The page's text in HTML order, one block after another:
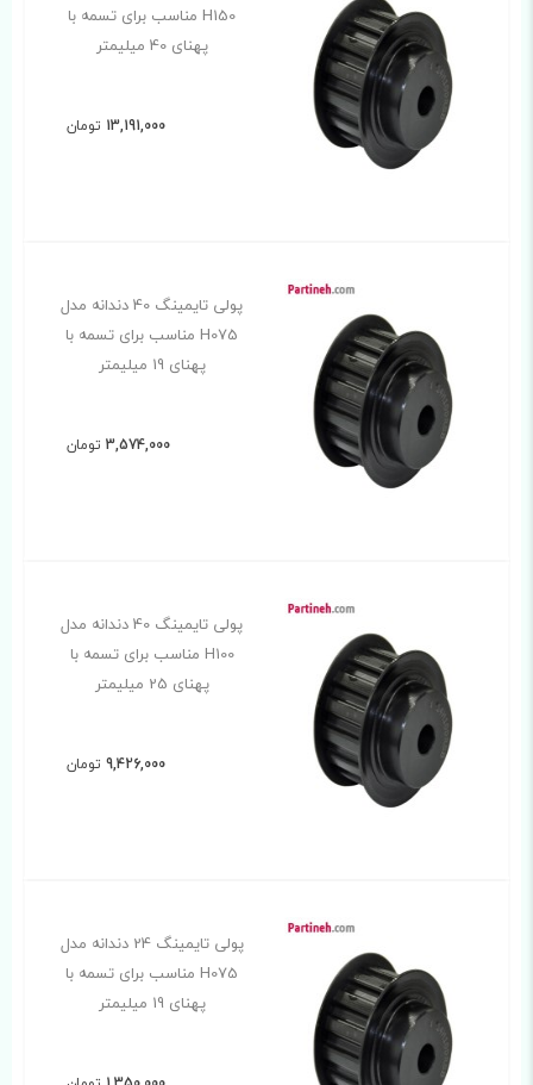
H150 مناسب برای تسمه با
پهنای 40 میلیمتر
13,191,000 تومان
پولی تایمینگ 40 دندانه مدل
H075 مناسب برای تسمه با
پهنای 19 میلیمتر
3,574,000 تومان
پولی تایمینگ 40 دندانه مدل
H100 مناسب برای تسمه با
پهنای 25 میلیمتر
9,426,000 تومان
پولی تایمینگ 24 دندانه مدل
H075 مناسب برای تسمه با
پهنای 19 میلیمتر